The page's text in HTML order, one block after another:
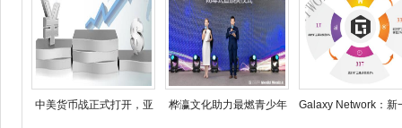
中美货币战正式打开，亚 桦瀛文化助力最燃青少年 Galaxy Network：新